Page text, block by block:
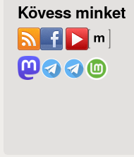
Kövess minket